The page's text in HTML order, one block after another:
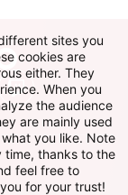
Twitch
sites you
cookies are
either. They
When you
the audience
are mainly used
you like. Note
time, thanks to the
feel free to
for your trust!